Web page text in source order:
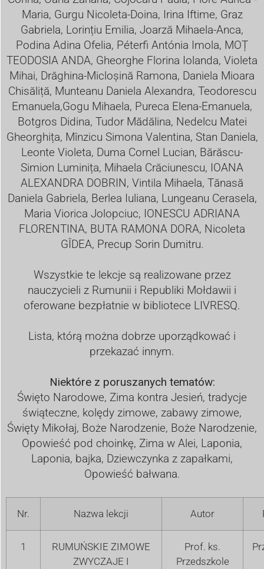
Maria, Gurgu Nicoleta-Doina, Irina Iftime, Graz
Gabriela, Lorințiu Emilia, Joarză Mihaela-Anca,
Podina Adina Ofelia, Péterfi Antónia Imola, MOȚ
TEODOSIA ANDA, Gheorghe Florina Iolanda, Violeta
Mihai, Drăghina-Micloșină Ramona, Daniela Mioara
Chisăliță, Munteanu Daniela Alexandra, Teodorescu
Emanuela,Gogu Mihaela, Pureca Elena-Emanuela,
Botgros Didina, Tudor Mădălina, Nedelcu Matei
Gheorghița, Mînzicu Simona Valentina, Stan Daniela,
Leonte Violeta, Duma Cornel Lucian, Bărăscu-
Simion Luminița, Mihaela Crăciunescu, IOANA
ALEXANDRA DOBRIN, Vintila Mihaela, Tănasă
Daniela Gabriela, Berlea Iuliana, Lungeanu Cerasela,
Maria Viorica Jolopciuc, IONESCU ADRIANA
FLORENTINA, BUTA RAMONA DORA, Nicoleta
GÎDEA, Precup Sorin Dumitru.
Wszystkie te lekcje są realizowane przez
nauczycieli z Rumunii i Republiki Mołdawii i
oferowane bezpłatnie w bibliotece LIVRESQ.
Lista, którą można dobrze uporządkować i
przekazać innym.
Niektóre z poruszanych tematów:
Święto Narodowe, Zima kontra Jesień, tradycje
świąteczne, kolędy zimowe, zabawy zimowe,
Święty Mikołaj, Boże Narodzenie, Boże Narodzenie,
Opowieść pod choinkę, Zima w Alei, Laponia,
Laponia, bajka, Dziewczynka z zapałkami,
Opowieść bałwana.
Nr. Nazwa lekcji Autor
1
RUMUŃSKIE ZIMOWE
ZWYCZAJE I
Prof. ks.
Przedszkole